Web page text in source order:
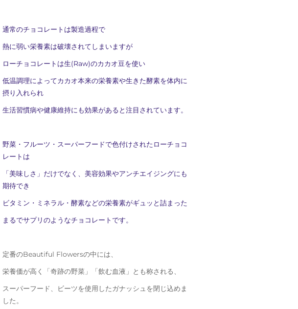
通常のチョコレートは製造過程で
熱に弱い栄養素は破壊されてしまいますが
ローチョコレートは生(Raw)のカカオ豆を使い
低温調理によってカカオ本来の栄養素や生きた酵素を体内に
摂り入れられ
生活習慣病や健康維持にも効果があると注目されています。
野菜・フルーツ・スーパーフードで色付けされたローチョコ
レートは
「美味しさ」だけでなく、美容効果やアンチエイジングにも
期待でき
ビタミン・ミネラル・酵素などの栄養素がギュッと詰まった
まるでサプリのようなチョコレートです。
定番のBeautiful Flowersの中には、
栄養価が高く「奇跡の野菜」「飲む血液」とも称される、
スーパーフード、ビーツを使用したガナッシュを閉じ込めま
した。